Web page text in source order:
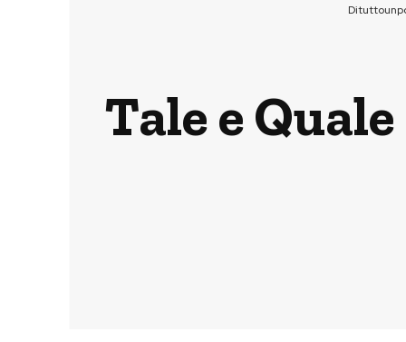
Tale e